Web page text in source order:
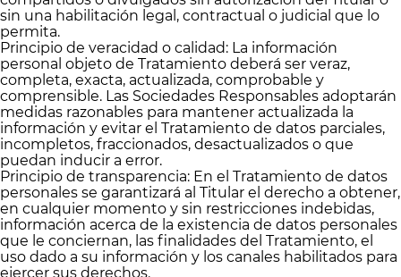
sin una habilitación legal, contractual o judicial que lo
permita.
Principio de veracidad o calidad: La información
personal objeto de Tratamiento deberá ser veraz,
completa, exacta, actualizada, comprobable y
comprensible. Las Sociedades Responsables adoptarán
medidas razonables para mantener actualizada la
información y evitar el Tratamiento de datos parciales,
incompletos, fraccionados, desactualizados o que
puedan inducir a error.
Principio de transparencia: En el Tratamiento de datos
personales se garantizará al Titular el derecho a obtener,
en cualquier momento y sin restricciones indebidas,
información acerca de la existencia de datos personales
que le conciernan, las finalidades del Tratamiento, el
uso dado a su información y los canales habilitados para
ejercer sus derechos.